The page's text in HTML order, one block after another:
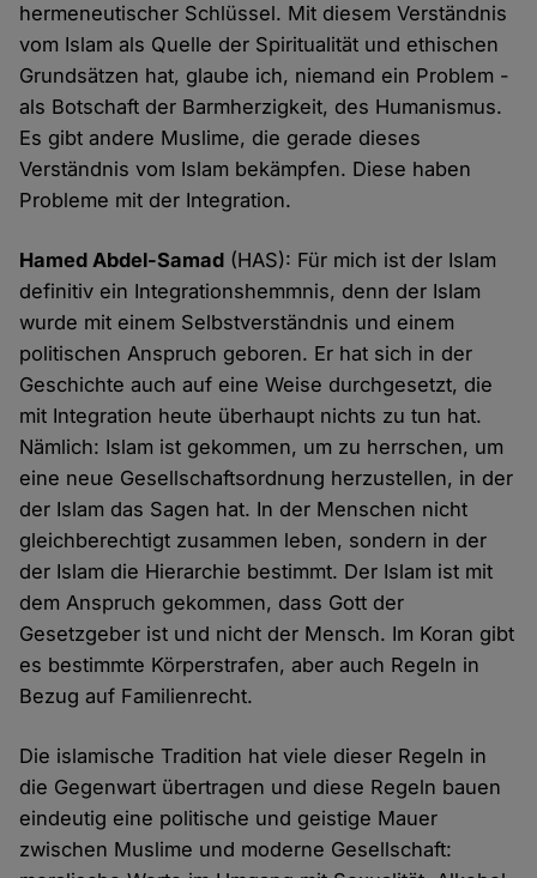
hermeneutischer Schlüssel. Mit diesem Verständnis
vom Islam als Quelle der Spiritualität und ethischen
Grundsätzen hat, glaube ich, niemand ein Problem -
als Botschaft der Barmherzigkeit, des Humanismus.
Es gibt andere Muslime, die gerade dieses
Verständnis vom Islam bekämpfen. Diese haben
Probleme mit der Integration.
Hamed Abdel-Samad (HAS): Für mich ist der Islam
definitiv ein Integrationshemmnis, denn der Islam
wurde mit einem Selbstverständnis und einem
politischen Anspruch geboren. Er hat sich in der
Geschichte auch auf eine Weise durchgesetzt, die
mit Integration heute überhaupt nichts zu tun hat.
Nämlich: Islam ist gekommen, um zu herrschen, um
eine neue Gesellschaftsordnung herzustellen, in der
der Islam das Sagen hat. In der Menschen nicht
gleichberechtigt zusammen leben, sondern in der
der Islam die Hierarchie bestimmt. Der Islam ist mit
dem Anspruch gekommen, dass Gott der
Gesetzgeber ist und nicht der Mensch. Im Koran gibt
es bestimmte Körperstrafen, aber auch Regeln in
Bezug auf Familienrecht.
Die islamische Tradition hat viele dieser Regeln in
die Gegenwart übertragen und diese Regeln bauen
eindeutig eine politische und geistige Mauer
zwischen Muslime und moderne Gesellschaft: